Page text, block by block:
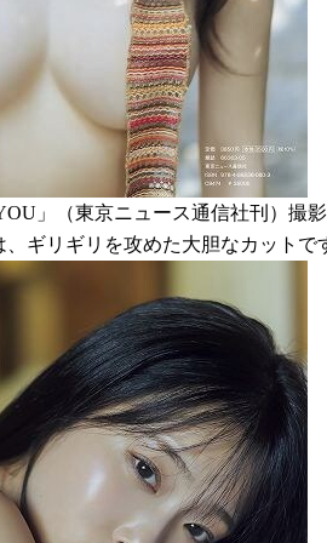
」（東京ニュース通信社刊）撮
ギリギリを攻めた大胆なカットで